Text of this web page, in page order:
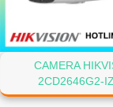
CAMERA
2CD2646G2-